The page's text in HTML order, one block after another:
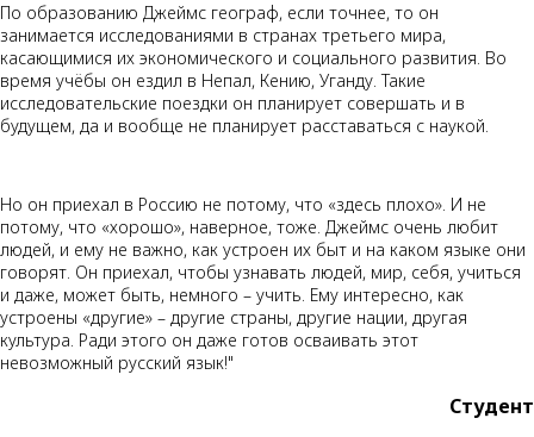
По образованию Джеймс географ, если точнее, то он
занимается исследованиями в странах третьего мира,
касающимися их экономического и социального развития. Во
время учёбы он ездил в Непал, Кению, Уганду. Такие
исследовательские поездки он планирует совершать и в
будущем, да и вообще не планирует расставаться с наукой.
Но он приехал в Россию не потому, что «здесь плохо». И не
потому, что «хорошо», наверное, тоже. Джеймс очень любит
людей, и ему не важно, как устроен их быт и на каком языке они
говорят. Он приехал, чтобы узнавать людей, мир, себя, учиться
и даже, может быть, немного – учить. Ему интересно, как
устроены «другие» – другие страны, другие нации, другая
культура. Ради этого он даже готов осваивать этот
невозможный русский язык!"
Студент